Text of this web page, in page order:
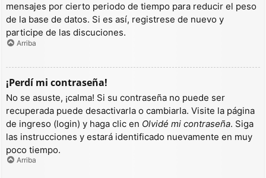
mensajes por cierto periodo de tiempo para reducir el peso
de la base de datos. Si es así, registrese de nuevo y
participe de las discuciones.
Arriba
¡Perdí mi contraseña!
No se asuste, ¡calma! Si su contraseña no puede ser
recuperada puede desactivarla o cambiarla. Visite la página
de ingreso (login) y haga clic en Olvidé mi contraseña. Siga
las instrucciones y estará identificado nuevamente en muy
poco tiempo.
Arriba